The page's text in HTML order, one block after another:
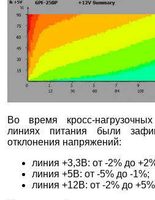
Во время кросс-
линиях питания были
отклонения напряжений:
линия +3,3В: от -2% до
линия +5В: от -5% до -1%;
линия +12В: от -2% до